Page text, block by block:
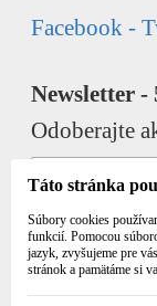
Facebook -
Newsletter
Odoberajte
Táto stránka
Súbory cookies
funkcií. Pomocou
jazyk, zvyšujeme pre
stránok a pamätáme si